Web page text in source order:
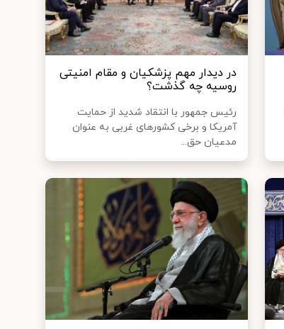
در دیدار مهم پزشکیان و مقام امنیتی
روسیه چه گذشت؟
رئیس جمهور با انتقاد شدید از حمایت
آمریکا و برخی کشورهای غربی به عنوان
مدعیان حق...